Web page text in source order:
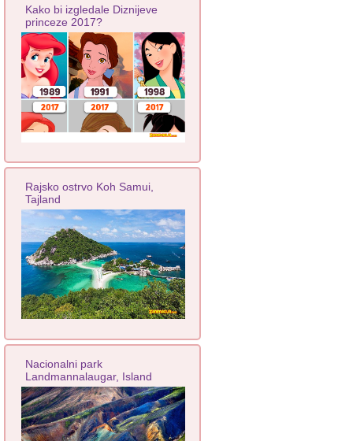
Kako bi izgledale Diznijeve
princeze 2017?
Rajsko ostrvo Koh Samui,
Tajland
Nacionalni park
Landmannalaugar, Island